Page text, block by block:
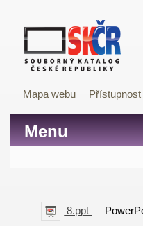
Mapa webu Přístupnost
Menu
8.ppt—